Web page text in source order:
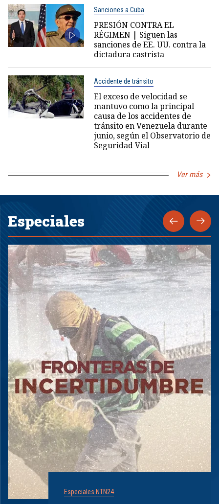
Sanciones a Cuba
PRESIÓN CONTRA EL
RÉGIMEN | Siguen las
sanciones de EE. UU. contra la
dictadura castrista
Accidente de tránsito
El exceso de velocidad se
mantuvo como la principal
causa de los accidentes de
tránsito en Venezuela durante
junio, según el Observatorio de
Seguridad Vial
Ver más
Especiales
Especiales NTN24